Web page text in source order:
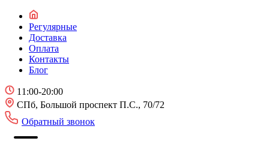
Регулярные
Доставка
Оплата
Контакты
Блог
11:00-20:00
СПб, Большой проспект П.С., 70/72
Обратный звонок